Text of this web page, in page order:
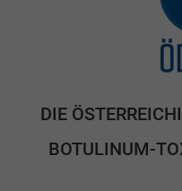
DIE
BOTULINUM-